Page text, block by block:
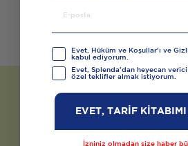
Evet, Hüküm ve Koşullar’ı ve
kabul ediyorum.
Evet, Splenda'dan heyecan
özel teklifler almak istiyorum.
EVET, TARİF
İzniniz olmadan size haber